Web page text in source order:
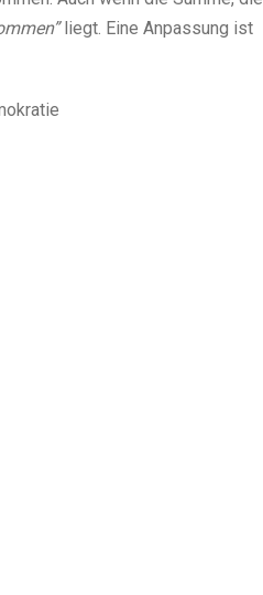
liegt. Eine Anpassung ist